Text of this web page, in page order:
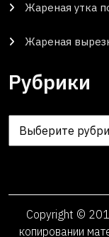
Жареная утка
Жареная
Рубрики
Рубрики
Copyright ©
копировании